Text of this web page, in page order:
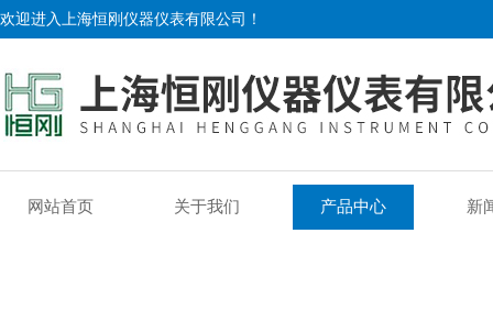
欢迎进入上海恒刚仪器仪表有限公司！
网站首页 关于我们 产品中心 新